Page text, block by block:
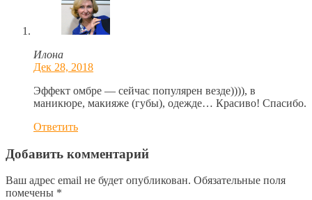
Илона
Дек 28, 2018
Эффект омбре — сейчас популярен везде)))), в
маникюре, макияже (губы), одежде… Красиво! Спасибо.
Ответить
Добавить комментарий
Ваш адрес email не будет опубликован. Обязательные поля
помечены *